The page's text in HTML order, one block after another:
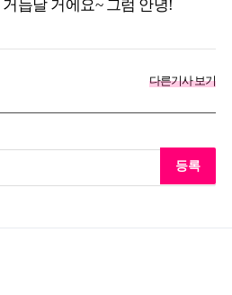
듭날 거에요~ 그럼 안녕!
다른기사 보기
등록